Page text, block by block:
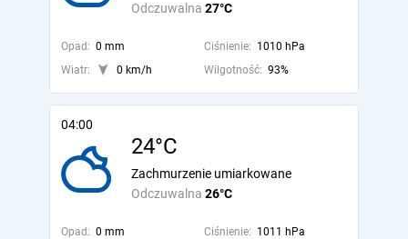
Odczuwalna 27°C
Opad: 0 mm Ciśnienie: 1010 hPa
Wiatr:
0 km/h Wilgotność: 93%
04:00
24°C
Odczuwalna 26°C
Zachmurzenie umiarkowane
Opad: 0 mm Ciśnienie: 1011 hPa